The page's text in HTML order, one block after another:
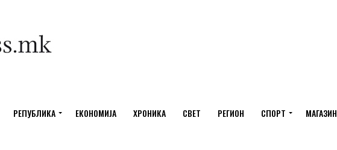
РЕПУБЛИКА ЕКОНОМИЈА ХРОНИКА СВЕТ РЕГИОН СПОРТ МАГАЗИН